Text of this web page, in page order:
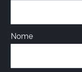
Nome